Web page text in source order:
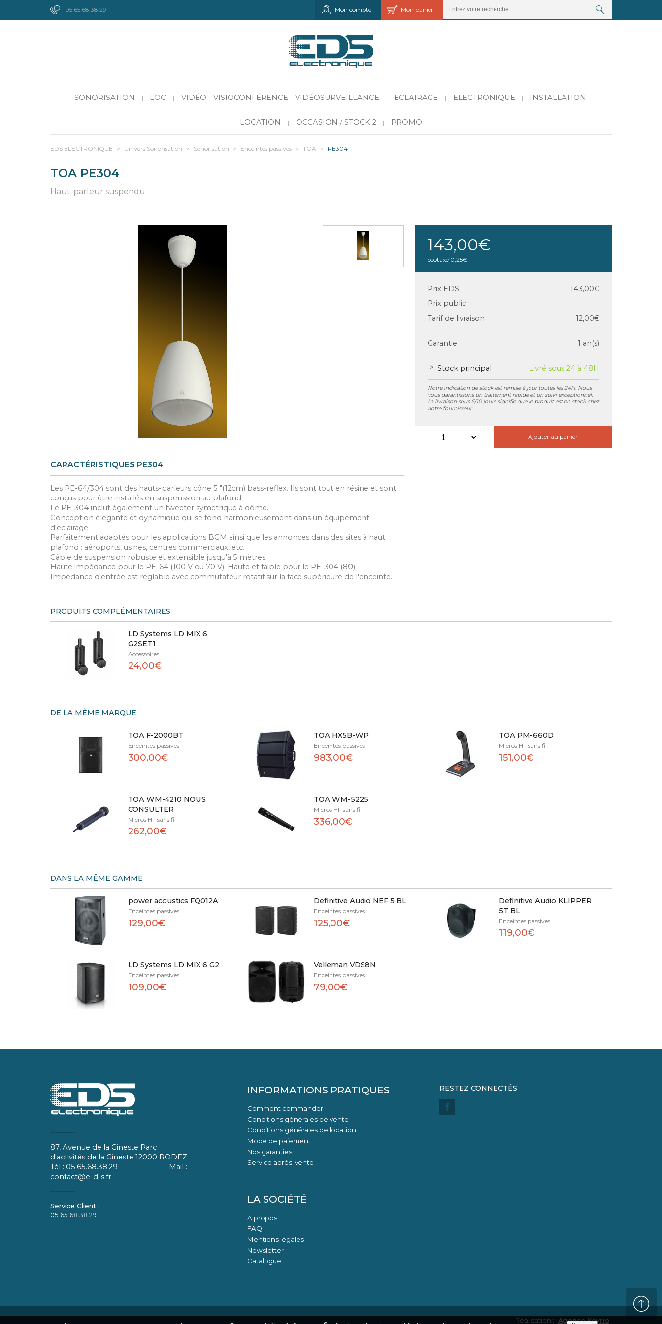
05.65.68.38.29 Mon panier
Mon compte
SONORISATION | LOC | VIDÉO - VISIOCONFÉRENCE - VIDÉOSURVEILLANCE | ECLAIRAGE | ELECTRONIQUE | INSTALLATION |
LOCATION | OCCASION / STOCK 2 | PROMO
EDS ELECTRONIQUE > Univers Sonorisation > Sonorisation > Enceintes passives > TOA > PE304
TOA PE304
Haut-parleur suspendu
143,00€
écotaxe 0,25€
Prix EDS
143,00€
Prix public
Tarif de livraison
12,00€
Garantie : 1 an(s)
Stock principal Livré sous 24 à 48H
Notre indication de stock est remise à jour toutes les 24H. Nous
vous garantissons un traitement rapide et un suivi exceptionnel.
La livraison sous 5/10 jours signifie que le produit est en stock chez
notre fournisseur.
Ajouter au panier
CARACTÉRISTIQUES PE304
Les PE-64/304 sont des hauts-parleurs cône 5 "(12cm) bass-reflex. Ils sont tout en résine et sont
conçus pour être installés en suspenssion au plafond.
Le PE-304 inclut également un tweeter symetrique à dôme.
Conception élégante et dynamique qui se fond harmonieusement dans un équipement
d'éclairage.
Parfaitement adaptés pour les applications BGM ainsi que les annonces dans des sites à haut
plafond : aéroports, usines, centres commerciaux, etc.
Câble de suspension robuste et extensible jusqu'à 5 mètres.
Haute impédance pour le PE-64 (100 V ou 70 V). Haute et faible pour le PE-304 (8Ω).
Impédance d'entrée est réglable avec commutateur rotatif sur la face supérieure de l'enceinte.
PRODUITS COMPLÉMENTAIRES
LD Systems LD MIX 6
G2SET1
Accessoires
24,00€
DE LA MÊME MARQUE
TOA F-2000BT
Enceintes passives
300,00€
TOA HX5B-WP
Enceintes passives
983,00€
TOA PM-660D
Micros HF sans fil
151,00€
TOA WM-4210 NOUS
CONSULTER
Micros HF sans fil
262,00€
TOA WM-5225
Micros HF sans fil
336,00€
DANS LA MÊME GAMME
power acoustics FQ012A
Enceintes passives
129,00€
Definitive Audio NEF 5 BL
Enceintes passives
125,00€
Definitive Audio KLIPPER
5T BL
Enceintes passives
119,00€
LD Systems LD MIX 6 G2
Enceintes passives
109,00€
Velleman VDS8N
Enceintes passives
79,00€
87, Avenue de la Gineste Parc
d'activités de la Gineste 12000 RODEZ
Tél : 05.65.68.38.29 Mail :
contact@e-d-s.fr
05.65.68.38.29
INFORMATIONS PRATIQUES
Comment commander
Conditions générales de vente
Conditions générales de location
Mode de paiement
Nos garanties
Service après-vente
LA SOCIÉTÉ
A propos
FAQ
Mentions légales
Newsletter
Catalogue
Réalisation : Agence Keyrio